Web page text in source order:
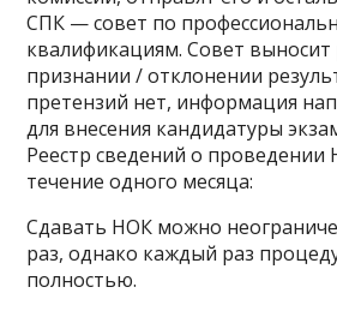
СПК — совет по
квалификациям. Совет
признании / отклонении
претензий нет, информация
для внесения кандидатуры
Реестр сведений о проведении
течение одного месяца:
Сдавать НОК можно
раз, однако каждый раз
полностью.